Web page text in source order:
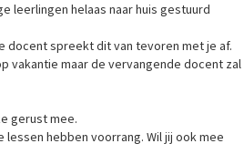
leerlingen helaas naar huis gestuurd
docent spreekt dit van tevoren met je af.
vakantie maar de vervangende docent zal
gerust mee.
lessen hebben voorrang. Wil jij ook mee